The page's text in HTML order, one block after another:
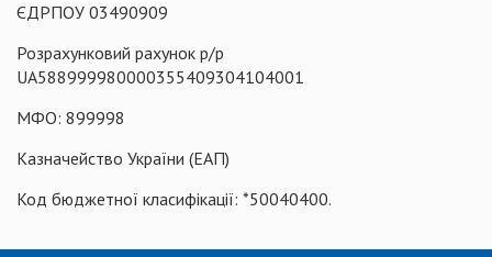
ЄДРПОУ 03490909
Розрахунковий рахунок р/р
UA588999980000355409304104001
МФО: 899998
Казначейство України (ЕАП)
Код бюджетної класифікації: *50040400.